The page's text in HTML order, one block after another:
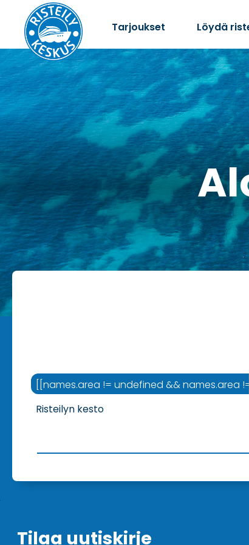
Tarjoukset Löydä
[[names.area != undefined && names.area
Risteilyn kesto
Tilaa uutiskirje